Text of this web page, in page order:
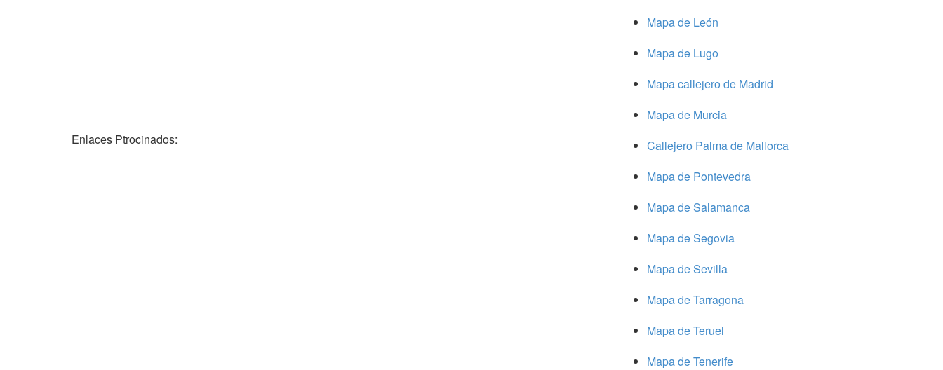
Enlaces Ptrocinados:
Mapa de León
Mapa de Lugo
Mapa callejero de Madrid
Mapa de Murcia
Callejero Palma de Mallorca
Mapa de Pontevedra
Mapa de Salamanca
Mapa de Segovia
Mapa de Sevilla
Mapa de Tarragona
Mapa de Teruel
Mapa de Tenerife